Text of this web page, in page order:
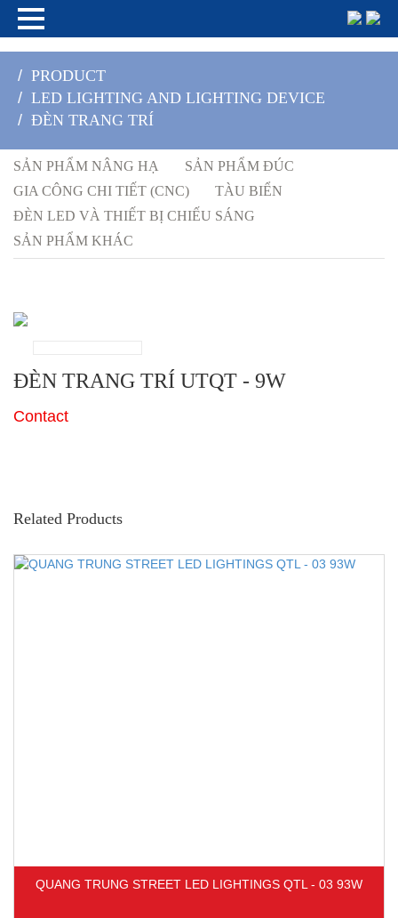
/ PRODUCT
/ LED LIGHTING AND LIGHTING DEVICE
/ ĐÈN TRANG TRÍ
SẢN PHẨM NÂNG HẠ
SẢN PHẨM ĐÚC
GIA CÔNG CHI TIẾT (CNC)
TÀU BIỂN
ĐÈN LED VÀ THIẾT BỊ CHIẾU SÁNG
SẢN PHẨM KHÁC
ĐÈN TRANG TRÍ UTQT - 9W
Contact
Related Products
QUANG TRUNG STREET LED LIGHTINGS QTL - 03 93W